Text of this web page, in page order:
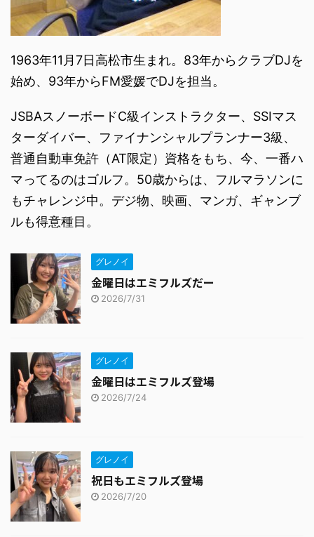
1963年11月7日高松市生まれ。83年からクラブDJを
始め、93年からFM愛媛でDJを担当。
JSBAスノーボードC級インストラクター、SSIマス
ターダイバー、ファイナンシャルプランナー3級、
普通自動車免許（AT限定）資格をもち、今、一番ハ
マってるのはゴルフ。50歳からは、フルマラソンに
もチャレンジ中。デジ物、映画、マンガ、ギャンブ
ルも得意種目。
グレノイ
金曜日はエミフルズだー
2026/7/31
グレノイ
金曜日はエミフルズ登場
2026/7/24
グレノイ
祝日もエミフルズ登場
2026/7/20